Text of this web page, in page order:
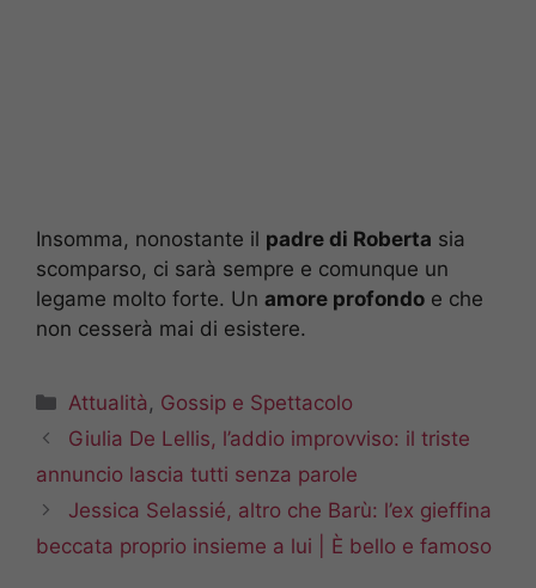
Insomma, nonostante il padre di Roberta sia
scomparso, ci sarà sempre e comunque un
legame molto forte. Un amore profondo e che
non cesserà mai di esistere.
Categorie
Attualità , Gossip e Spettacolo
Giulia De Lellis, l’addio improvviso: il triste
annuncio lascia tutti senza parole
Jessica Selassié, altro che Barù: l’ex gieffina
beccata proprio insieme a lui | È bello e famoso